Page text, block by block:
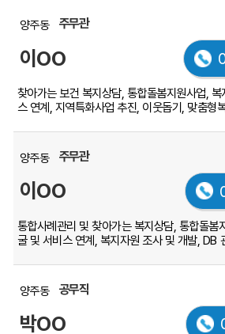
양주동 주무관
이OO
찾아가는 보건 복지상담, 통합돌봄지원사업, 복
스 연계, 지역특화사업 추진, 이웃돕기, 맞춤형
양주동 주무관
이OO
통합사례관리 및 찾아가는 복지상담, 통합돌봄
굴 및 서비스 연계, 복지자원 조사 및 개발, DB
양주동 공무직
박OO